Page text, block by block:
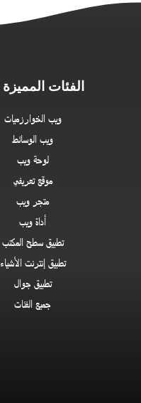
الفئات المميزة
ويب الخوارزميات
ويب الوسائط
لوحة ويب
موقع تعريفي
متجر ويب
أداة ويب
تطبيق سطح المكتب
تطبيق إنترنت الأشياء
تطبيق جوال
جميع الفئات